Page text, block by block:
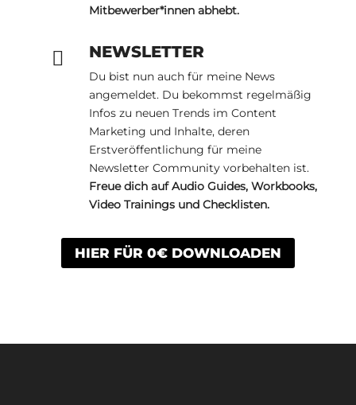
Mitbewerber*innen abhebt.
 NEWSLETTER
Du bist nun auch für meine News
angemeldet. Du bekommst regelmäßig
Infos zu neuen Trends im Content
Marketing und Inhalte, deren
Erstveröffentlichung für meine
Newsletter Community vorbehalten ist.
Freue dich auf Audio Guides, Workbooks,
Video Trainings und Checklisten.
HIER FÜR 0€ DOWNLOADEN